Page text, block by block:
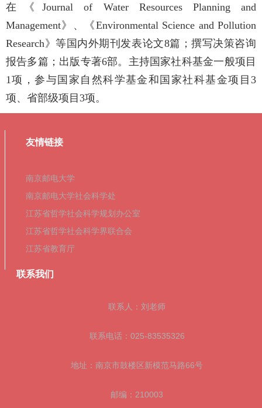
在《Journal of Water Resources Planning and
Management》、《Environmental Science and Pollution
Research》等国内外期刊发表论文8篇；撰写决策咨询
报告多篇；出版专著6部。主持国家社科基金一般项目
1 项，参与国家自然科学基金和国家社科基金项目 3
项、省部级项目3项。
友情链接
南京邮电大学
南京邮电大学社会科学处
江苏省哲学社会科学规划办公室
江苏省哲学社会科学界联合会
江苏省教育厅
联系我们
联系人：刘老师
联系电话：025-83535326
地址：南京市鼓楼区新模范马路66号
邮编：210003